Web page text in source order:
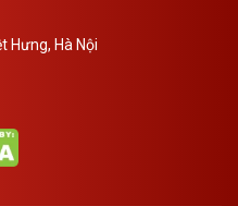
Hưng, Hà Nội